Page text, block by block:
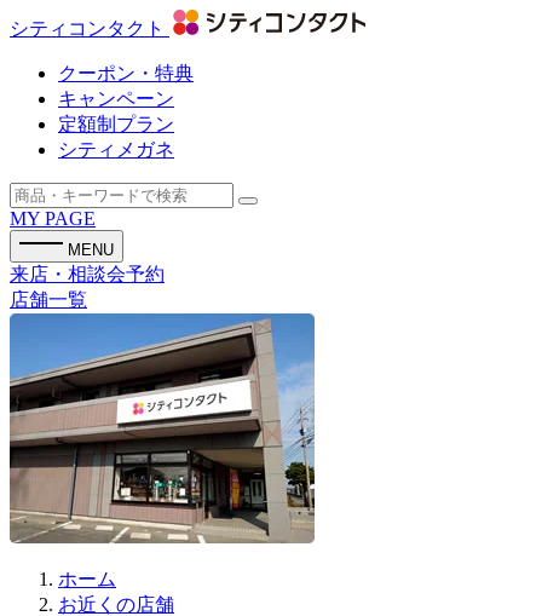
シティコンタクト
クーポン・特典
キャンペーン
定額制プラン
シティメガネ
MY PAGE
MENU
来店・相談会予約
店舗一覧
ホーム
お近くの店舗